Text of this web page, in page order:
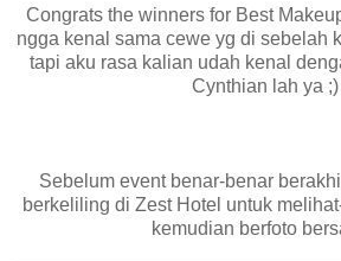
Congrats the winners for Best
ngga kenal sama cewe yg di sebelah
tapi aku rasa kalian udah kenal
Cynthian lah ya ;)
Sebelum event benar-benar
berkeliling di Zest Hotel untuk
kemudian berfoto